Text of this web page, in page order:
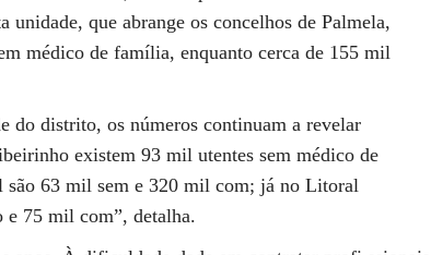
unidade, que abrange os concelhos de Palmela,
médico de família, enquanto cerca de 155 mil
do distrito, os números continuam a revelar
existem 93 mil utentes sem médico de
63 mil sem e 320 mil com; já no Litoral
e 75 mil com”, detalha.